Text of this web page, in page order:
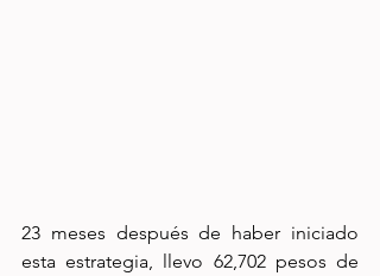
23 meses después de haber iniciado
esta estrategia, llevo 62,702 pesos de